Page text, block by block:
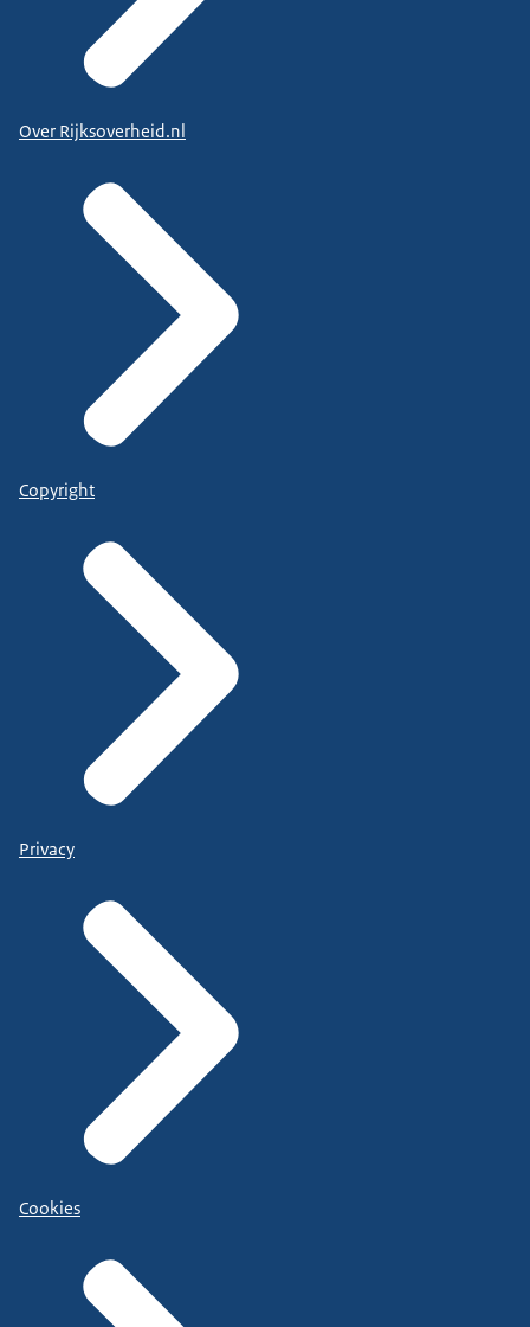
Over Rijksoverheid.nl
Copyright
Privacy
Cookies